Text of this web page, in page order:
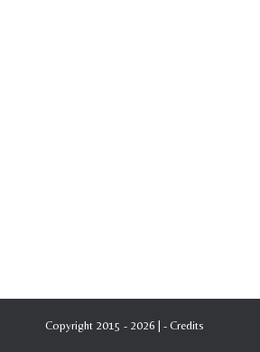
Copyright 2015 - 2026 | - Credits